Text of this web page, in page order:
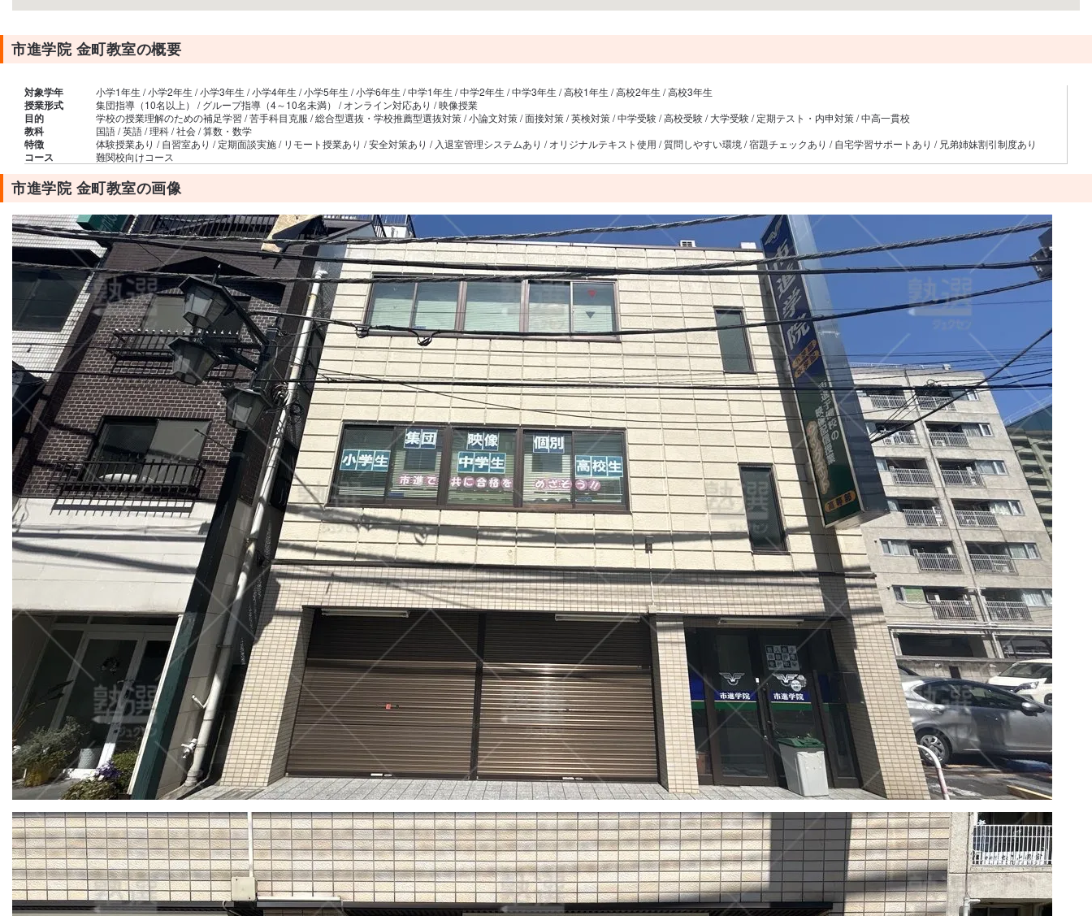
市進学院 金町教室の概要
対象学年 小学1年生 / 小学2年生 / 小学3年生 / 小学4年生 / 小学5年生 / 小学6年生 / 中学1年生 / 中学2年生 / 中学3年生 / 高校1年生 / 高校2年生 / 高校3年生
授業形式 集団指導（10名以上） / グループ指導（4～10名未満） / オンライン対応あり / 映像授業
目的 学校の授業理解のための補足学習 / 苦手科目克服 / 総合型選抜・学校推薦型選抜対策 / 小論文対策 / 面接対策 / 英検対策 / 中学受験 / 高校受験 / 大学受験 / 定期テスト・内申対策 / 中高一貫校
教科 国語 / 英語 / 理科 / 社会 / 算数・数学
特徴 体験授業あり / 自習室あり / 定期面談実施 / リモート授業あり / 安全対策あり / 入退室管理システムあり / オリジナルテキスト使用 / 質問しやすい環境 / 宿題チェックあり / 自宅学習サポートあり / 兄弟姉妹割引制度あり
コース 難関校向けコース
市進学院 金町教室の画像